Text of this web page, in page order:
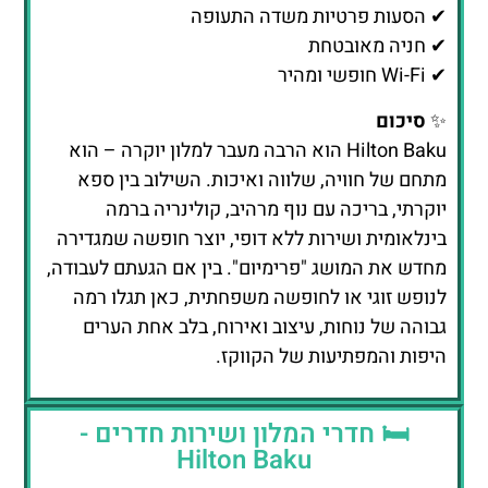
מתחם של חוויה, שלווה ואיכות. השילוב בין ספא
יוקרתי, בריכה עם נוף מרהיב, קולינריה ברמה
בינלאומית ושירות ללא דופי, יוצר חופשה שמגדירה
לנופש זוגי או לחופשה משפחתית, כאן תגלו רמה
גבוהה של נוחות, עיצוב ואירוח, בלב אחת הערים
היפות והמפתיעות של הקווקז.
🛏️ חדרי המלון ושירות חדרים -
Hilton Baku